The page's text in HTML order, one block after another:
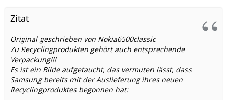
Zitat
Original geschrieben von Nokia6500classic
Zu Recyclingprodukten gehört auch entsprechende
Verpackung!!!
Es ist ein Bilde aufgetaucht, das vermuten lässt, dass
Samsung bereits mit der Auslieferung ihres neuen
Recyclingproduktes begonnen hat: